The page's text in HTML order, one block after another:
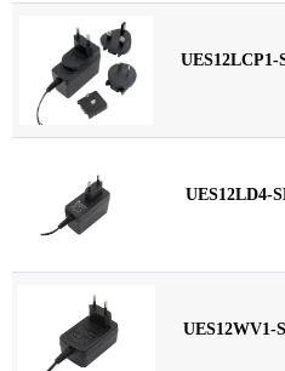
UES12LCP1-
UES12LD4-
UES12WV1-